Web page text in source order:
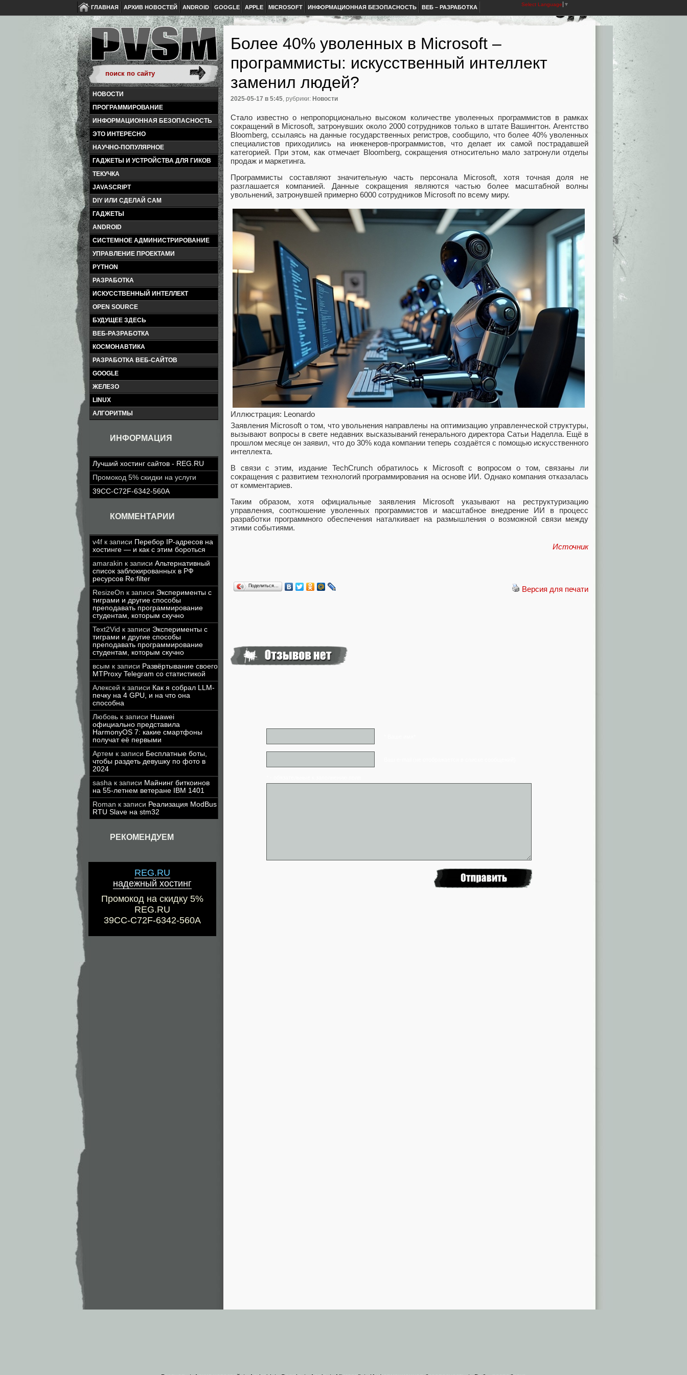
ГЛАВНАЯ АРХИВ НОВОСТЕЙ ANDROID GOOGLE APPLE MICROSOFT ИНФОРМАЦИОННАЯ БЕЗОПАСНОСТЬ ВЕБ – РАЗРАБОТКА Select Language ▼
НОВОСТИ
ПРОГРАММИРОВАНИЕ
ИНФОРМАЦИОННАЯ БЕЗОПАСНОСТЬ
ЭТО ИНТЕРЕСНО
НАУЧНО-ПОПУЛЯРНОЕ
ГАДЖЕТЫ И УСТРОЙСТВА ДЛЯ ГИКОВ
ТЕКУЧКА
JAVASCRIPT
DIY ИЛИ СДЕЛАЙ САМ
ГАДЖЕТЫ
ANDROID
СИСТЕМНОЕ АДМИНИСТРИРОВАНИЕ
УПРАВЛЕНИЕ ПРОЕКТАМИ
PYTHON
РАЗРАБОТКА
ИСКУССТВЕННЫЙ ИНТЕЛЛЕКТ
OPEN SOURCE
БУДУЩЕЕ ЗДЕСЬ
ВЕБ-РАЗРАБОТКА
КОСМОНАВТИКА
РАЗРАБОТКА ВЕБ-САЙТОВ
GOOGLE
ЖЕЛЕЗО
LINUX
АЛГОРИТМЫ
ИНФОРМАЦИЯ
Лучший хостинг сайтов - REG.RU
Промокод 5% скидки на услуги
39CC-C72F-6342-560A
КОММЕНТАРИИ
v4f к записи Перебор IP-адресов на
хостинге — и как с этим бороться
amarakin к записи Альтернативный
список заблокированных в РФ
ресурсов Re:filter
ResizeOn к записи Эксперименты с
тиграми и другие способы
преподавать программирование
студентам, которым скучно
Text2Vid к записи Эксперименты с
тиграми и другие способы
преподавать программирование
студентам, которым скучно
всым к записи Развёртывание своего
MTProxy Telegram со статистикой
Алексей к записи Как я собрал LLM-
печку на 4 GPU, и на что она
способна
Любовь к записи Huawei
официально представила
HarmonyOS 7: какие смартфоны
получат её первыми
Артем к записи Бесплатные боты,
чтобы раздеть девушку по фото в
2024
sasha к записи Майнинг биткоинов
на 55-летнем ветеране IBM 1401
Roman к записи Реализация ModBus
RTU Slave на stm32
РЕКОМЕНДУЕМ
REG.RU
надежный хостинг
Промокод на скидку 5%
REG.RU
39CC-C72F-6342-560A
Более 40% уволенных в Microsoft –
программисты: искусственный интеллект
заменил людей?
2025-05-17 в 5:45, рубрики: Новости
Стало известно о непропорционально высоком количестве уволенных программистов в рамках
сокращений в Microsoft, затронувших около 2000 сотрудников только в штате Вашингтон. Агентство
Bloomberg, ссылаясь на данные государственных регистров, сообщило, что более 40% уволенных
специалистов приходились на инженеров-программистов, что делает их самой пострадавшей
категорией. При этом, как отмечает Bloomberg, сокращения относительно мало затронули отделы
продаж и маркетинга.
Программисты составляют значительную часть персонала Microsoft, хотя точная доля не
разглашается компанией. Данные сокращения являются частью более масштабной волны
увольнений, затронувшей примерно 6000 сотрудников Microsoft по всему миру.
Иллюстрация: Leonardo
Заявления Microsoft о том, что увольнения направлены на оптимизацию управленческой структуры,
вызывают вопросы в свете недавних высказываний генерального директора Сатьи Наделла. Ещё в
прошлом месяце он заявил, что до 30% кода компании теперь создаётся с помощью искусственного
интеллекта.
В связи с этим, издание TechCrunch обратилось к Microsoft с вопросом о том, связаны ли
сокращения с развитием технологий программирования на основе ИИ. Однако компания отказалась
от комментариев.
Таким образом, хотя официальные заявления Microsoft указывают на реструктуризацию
управления, соотношение уволенных программистов и масштабное внедрение ИИ в процесс
разработки программного обеспечения наталкивает на размышления о возможной связи между
этими событиями.
Источник
Версия для печати
Поделиться…